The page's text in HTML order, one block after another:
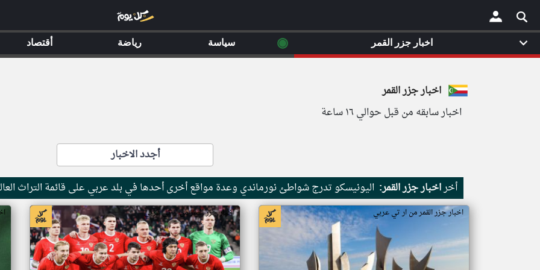
×
اخبار جزر القمر
اخبار سابقه من قبل حوالي ١٦ ساعة
أجدد الاخبار
أخراخبار جزر القمر: اليونيسكو تدرج شواطئ نورماندي وعدة مواقع أخرى أحدها في بلد عربي على قائمة التراث
اخبار جزر القمر من ار تي عربي اخبار جزر القمر من ار تي عربي
اخبار جزر القمر ◉ سياسة رياضة أقتصاد